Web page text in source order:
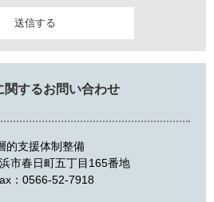
関するお問い合わせ
的支援体制整備
市春日町五丁目165番地
：0566-52-7918